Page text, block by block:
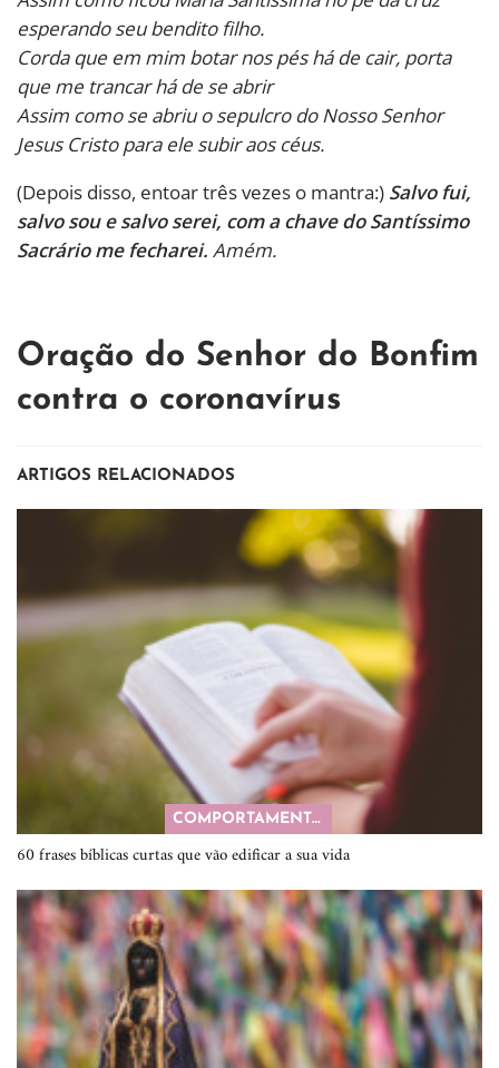
esperando seu bendito filho.
Corda que em mim botar nos pés há de cair, porta
que me trancar há de se abrir
Assim como se abriu o sepulcro do Nosso Senhor
Jesus Cristo para ele subir aos céus.
(Depois disso, entoar três vezes o mantra:) Salvo fui,
salvo sou e salvo serei, com a chave do Santíssimo
Sacrário me fecharei. Amém.
Oração do Senhor do Bonfim
contra o coronavírus
ARTIGOS RELACIONADOS
COMPORTAMENTO
60 frases bíblicas curtas que vão edificar a sua vida